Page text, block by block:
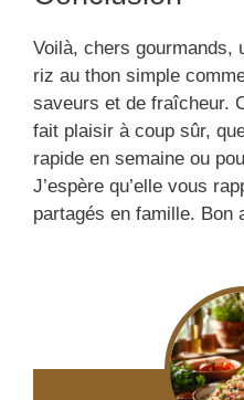
Voilà, chers gourmands,
riz au thon simple
saveurs et de fraîcheur.
fait plaisir à coup sûr,
rapide en semaine ou
J’espère qu’elle vous
partagés en famille. Bon